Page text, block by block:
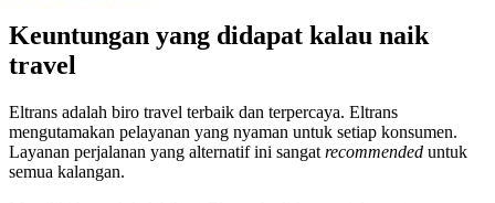
Keuntungan yang didapat kalau naik
travel
Eltrans adalah biro travel terbaik dan terpercaya. Eltrans
mengutamakan pelayanan yang nyaman untuk setiap konsumen.
Layanan perjalanan yang alternatif ini sangat recommended untuk
semua kalangan.